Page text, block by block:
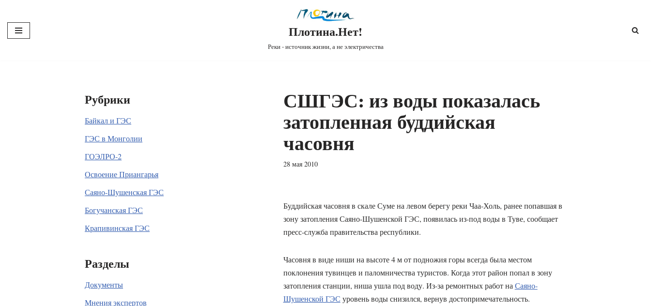
Перейти
к
Плотина.Нет!
Реки - источник жизни, а не электричества
Рубрики
Байкал и ГЭС
ГЭС в Монголии
ГОЭЛРО-2
Освоение Приангарья
Саяно-Шушенская ГЭС
Богучанская ГЭС
Крапивинская ГЭС
Разделы
Документы
Мнения экспертов
СШГЭС: из воды показалась
затопленная буддийская
часовня
28 мая 2010
Буддийская часовня в скале Суме на левом берегу реки Чаа-Холь, ранее попавшая в
зону затопления Саяно-Шушенской ГЭС, появилась из-под воды в Туве, сообщает
пресс-служба правительства республики.
Часовня в виде ниши на высоте 4 м от подножия горы всегда была местом
поклонения тувинцев и паломничества туристов. Когда этот район попал в зону
затопления станции, ниша ушла под воду. Из-за ремонтных работ наСаяно-
Шушенской ГЭС уровень воды снизился, вернув достопримечательность.